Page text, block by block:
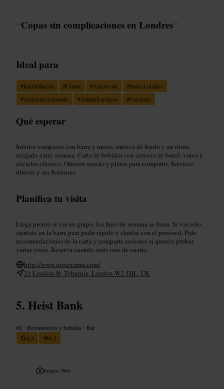
“Copas sin complicaciones en Londres”
Ideal para
#BarDeBarrio #Copas #Afterwork #BaresLondres
#AmbienteAnimado #Salidadeamigos #Cervezas
Qué esperar
Interior compacto con barra y mesas, música de fondo y un ritmo
relajado entre semana. Carta de bebidas con cerveza de barril, vinos y
cócteles clásicos. Ofrecen snacks y platos para compartir. Servicio
directo y sin florituras.
Planifica tu visita
Llega pronto si vas en grupo, los fines de semana se llena. Si vas solo,
siéntate en la barra para pedir rápido y charlar con el personal. Pide
recomendaciones de la carta y comparte raciones si queréis probar
varias cosas. Reserva cuando seáis más de cuatro.
http://www.sussexarms.com/
21 London St, Tyburnia, London W2 1HL, UK
Heist Bank
€€ • Restauración y bebidas • Bar
4,4
4,5
Imagen /Web